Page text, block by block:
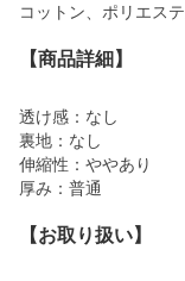
コットン、ポリエス
【商品詳細】
透け感：なし
裏地：なし
伸縮性：ややあり
厚み：普通
【お取り扱い】